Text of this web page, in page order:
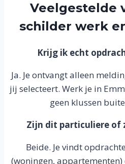
Veelgestelde
schilder werk
Krijg ik echt
Ja. Je ontvangt alleen
jij selecteert. Werk je in
geen klussen
Zijn dit particuliere of
Beide. Je vindt
(woningen,